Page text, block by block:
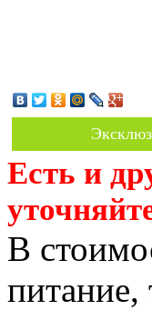
Есть и
В
питание,